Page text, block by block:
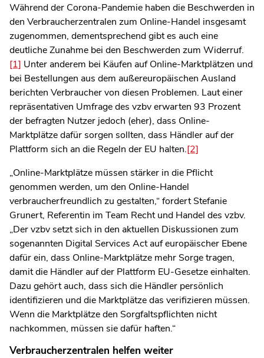
Während der Corona-Pandemie haben die Beschwerden in
den Verbraucherzentralen zum Online-Handel insgesamt
zugenommen, dementsprechend gibt es auch eine
deutliche Zunahme bei den Beschwerden zum Widerruf.
[1] Unter anderem bei Käufen auf Online-Marktplätzen und
bei Bestellungen aus dem außereuropäischen Ausland
berichten Verbraucher von diesen Problemen. Laut einer
repräsentativen Umfrage des vzbv erwarten 93 Prozent
der befragten Nutzer jedoch (eher), dass Online-
Marktplätze dafür sorgen sollten, dass Händler auf der
Plattform sich an die Regeln der EU halten.[2]
„Online-Marktplätze müssen stärker in die Pflicht
genommen werden, um den Online-Handel
verbraucherfreundlich zu gestalten,“ fordert Stefanie
Grunert, Referentin im Team Recht und Handel des vzbv.
„Der vzbv setzt sich in den aktuellen Diskussionen zum
sogenannten Digital Services Act auf europäischer Ebene
dafür ein, dass Online-Marktplätze mehr Sorge tragen,
damit die Händler auf der Plattform EU-Gesetze einhalten.
Dazu gehört auch, dass sich die Händler persönlich
identifizieren und die Marktplätze das verifizieren müssen.
Wenn die Marktplätze den Sorgfaltspflichten nicht
nachkommen, müssen sie dafür haften.“
Verbraucherzentralen helfen weiter